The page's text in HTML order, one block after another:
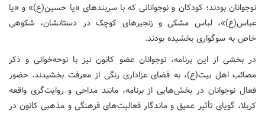
نوجوانان بودند؛ کودکان و نوجوانانی که با سربندهای «یا حسین(ع)» و «یا
عباس(ع)»، لباس مشکی و زنجیرهای کوچک در دستانشان، شکوهی
خاص به سوگواری بخشیده بودند.
در بخشی از این برنامه، نوجوانان عضو کانون نیز با نوحه‌خوانی و ذکر
مصائب اهل بیت(ع)، به فضای عزاداری رنگی از معرفت بخشیدند. حضور
فعال نوجوانان در بخش‌هایی از برنامه، مانند مداحی و روایت‌گری واقعه
کربلا، گویای تأثیر عمیق و ماندگار فعالیت‌های فرهنگی و مذهبی کانون در